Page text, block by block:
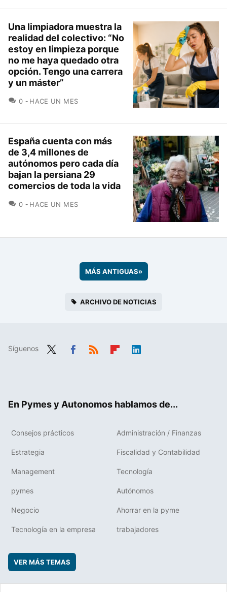
Una limpiadora muestra la
realidad del colectivo: “No
estoy en limpieza porque
no me haya quedado otra
opción. Tengo una carrera
y un máster”
0 COMENTARIOS
HACE UN MES
España cuenta con más
de 3,4 millones de
autónomos pero cada día
bajan la persiana 29
comercios de toda la vida
0 COMENTARIOS
HACE UN MES
MÁS ANTIGUAS»
ARCHIVO DE NOTICIAS
Síguenos
En Pymes y Autonomos hablamos de...
Consejos prácticos Administración / Finanzas
Estrategia Fiscalidad y Contabilidad
Management Tecnología
pymes Autónomos
Negocio Ahorrar en la pyme
Tecnología en la empresa trabajadores
VER MÁS TEMAS